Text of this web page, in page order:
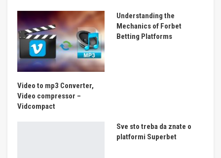
Video to mp3 Converter,
Video compressor –
Vidcompact
Understanding the
Mechanics of Forbet
Betting Platforms
Sve sto treba da znate o
platformi Superbet